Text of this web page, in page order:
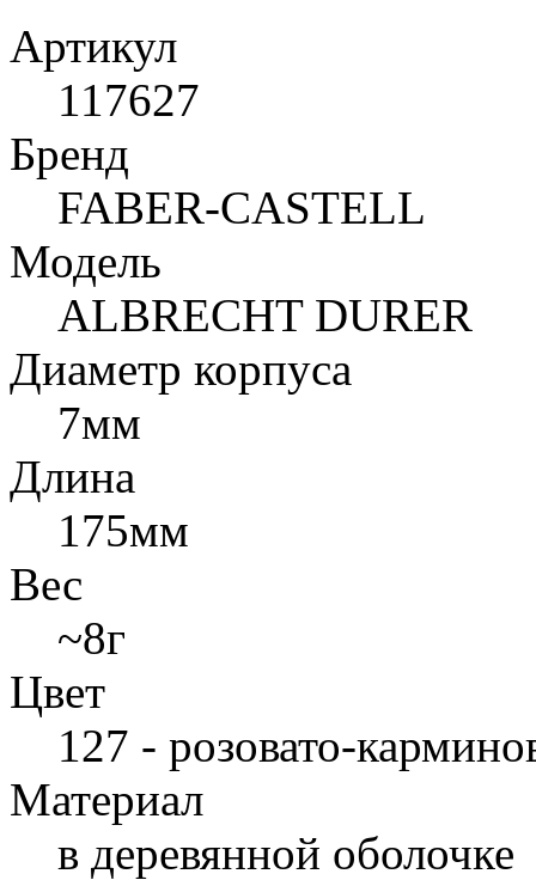
Артикул
117627
Бренд
FABER-CASTELL
Модель
ALBRECHT DURER
Диаметр корпуса
7мм
Длина
175мм
Вес
~8г
Цвет
127 - розовато-
Материал
в деревянной оболочке